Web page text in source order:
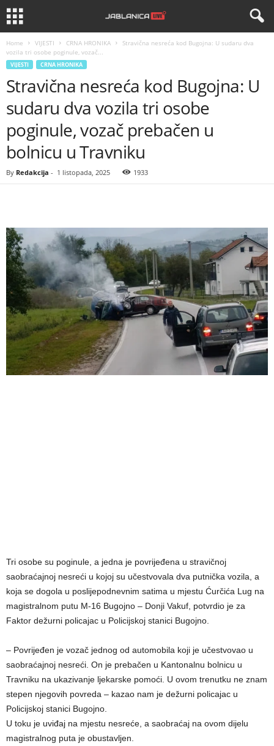
Home VIJESTI CRNA HRONIKA
Stravična nesreća kod Bugojna: U sudaru dva
vozila tri osobe poginule, vozač...
VIJESTI CRNA HRONIKA
Stravična nesreća kod Bugojna: U
sudaru dva vozila tri osobe
poginule, vozač prebačen u
bolnicu u Travniku
By Redakcija - 1 listopada, 2025 1933
Tri osobe su poginule, a jedna je povrijeđena u stravičnoj
saobraćajnoj nesreći u kojoj su učestvovala dva putnička vozila, a
koja se dogola u poslijepodnevnim satima u mjestu Ćurčića Lug na
magistralnom putu M-16 Bugojno – Donji Vakuf, potvrdio je za
Faktor dežurni policajac u Policijskoj stanici Bugojno.
– Povrijeđen je vozač jednog od automobila koji je učestvovao u
saobraćajnoj nesreći. On je prebačen u Kantonalnu bolnicu u
Travniku na ukazivanje ljekarske pomoći. U ovom trenutku ne znam
stepen njegovih povreda – kazao nam je dežurni policajac u
Policijskoj stanici Bugojno.
U toku je uviđaj na mjestu nesreće, a saobraćaj na ovom dijelu
magistralnog puta je obustavljen.